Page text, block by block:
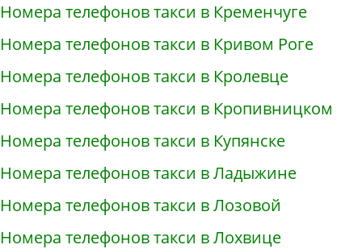
Номера телефонов такси в Кременчуге
Номера телефонов такси в Кривом Роге
Номера телефонов такси в Кролевце
Номера телефонов такси в Кропивницком
Номера телефонов такси в Купянске
Номера телефонов такси в Ладыжине
Номера телефонов такси в Лозовой
Номера телефонов такси в Лохвице